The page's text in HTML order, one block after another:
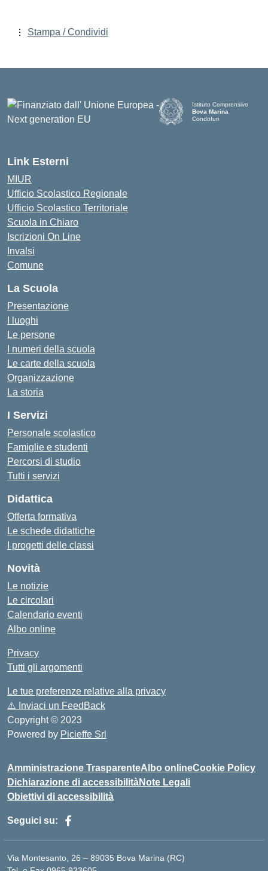
Stampa / Condividi
Istituto Comprensivo
Bova Marina
Condofuri
Link Esterni
MIUR
Ufficio Scolastico Regionale
Ufficio Scolastico Territoriale
Scuola in Chiaro
Iscrizioni On Line
Invalsi
Comune
La Scuola
Presentazione
I luoghi
Le persone
I numeri della scuola
Le carte della scuola
Organizzazione
La storia
I Servizi
Personale scolastico
Famiglie e studenti
Percorsi di studio
Tutti i servizi
Didattica
Offerta formativa
Le schede didattiche
I progetti delle classi
Novità
Le notizie
Le circolari
Calendario eventi
Albo online
Privacy
Tutti gli argomenti
Le tue preferenze relative alla privacy
⚠️ Inviaci un FeedBack
Copyright © 2023
Powered by Picieffe Srl
Amministrazione TrasparenteAlbo onlineCookie Policy
Dichiarazione di accessibilitàNote Legali
Obiettivi di accessibilità
Seguici su:
Via Montesanto, 26 – 89035 Bova Marina (RC)